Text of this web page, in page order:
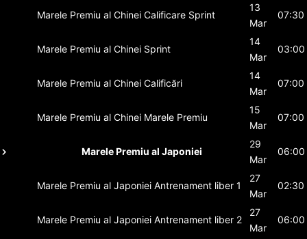
Marele Premiu al Chinei Calificare Sprint
13
Mar
07:30
Marele Premiu al Chinei Sprint
14
Mar
03:00
Marele Premiu al Chinei Calificări
14
Mar
07:00
Marele Premiu al Chinei Marele Premiu
15
Mar
07:00
Marele Premiu al Japoniei
29
Mar
06:00
Marele Premiu al Japoniei Antrenament liber 1
27
Mar
02:30
Marele Premiu al Japoniei Antrenament liber 2
27
Mar
06:00